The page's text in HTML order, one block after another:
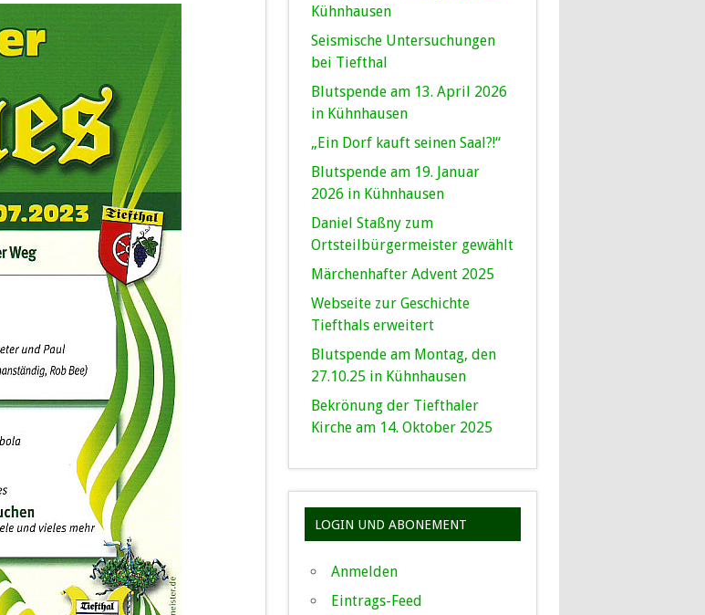
Kühnhausen
Seismische Untersuchungen
bei Tiefthal
Blutspende am 13. April 2026
in Kühnhausen
„Ein Dorf kauft seinen Saal?!“
Blutspende am 19. Januar
2026 in Kühnhausen
Daniel Staßny zum
Ortsteilbürgermeister gewählt
Märchenhafter Advent 2025
Webseite zur Geschichte
Tiefthals erweitert
Blutspende am Montag, den
27.10.25 in Kühnhausen
Bekrönung der Tiefthaler
Kirche am 14. Oktober 2025
LOGIN UND ABONEMENT
Anmelden
Eintrags-Feed